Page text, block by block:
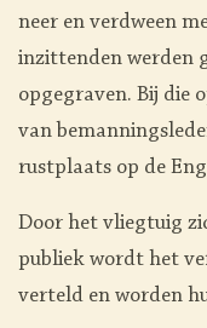
neer en verdween
inzittenden werden
opgegraven. Bij die
van
rustplaats op de
Door het vliegtuig
publiek wordt het
verteld en worden